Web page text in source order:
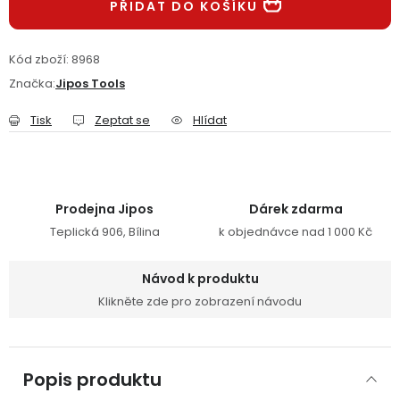
Podmínky ochrany osobních údajů
PŘIDAT DO KOŠÍKU
Kód zboží: 8968
Značka:Jipos Tools
Tisk Zeptat se Hlídat
Prodejna Jipos
Teplická 906, Bílina
Dárek zdarma
k objednávce nad 1 000 Kč
Návod k produktu
Klikněte zde pro zobrazení návodu
Popis produktu